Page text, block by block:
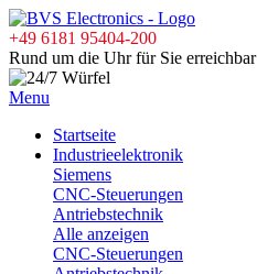
+49 6181 95404-200
Rund um die Uhr für Sie erreichbar
Menu
Startseite
Industrieelektronik
Siemens
CNC-Steuerungen
Antriebstechnik
Alle anzeigen
CNC-Steuerungen